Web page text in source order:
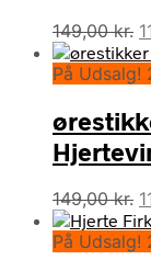
149,00kr.
På Udsalg!
149,00kr.
På Udsalg!